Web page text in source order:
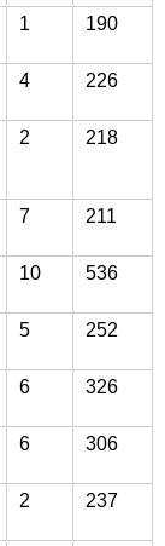
1 190
4 226
2 218
7 211
10 536
5 252
6 326
6 306
2 237